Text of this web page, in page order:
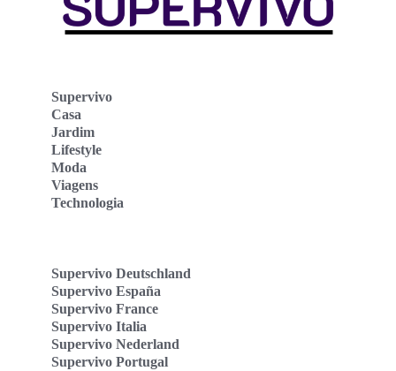
Supervivo
Casa
Jardim
Lifestyle
Moda
Viagens
Technologia
Supervivo Deutschland
Supervivo España
Supervivo France
Supervivo Italia
Supervivo Nederland
Supervivo Portugal